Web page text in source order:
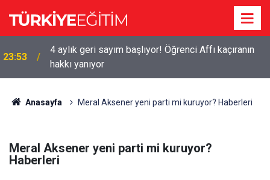
23:53
4 aylık geri sayım başlıyor! Öğrenci Affı kaçıranın
hakkı yanıyor
Anasayfa Meral Aksener yeni parti mi kuruyor? Haberleri
Meral Aksener yeni parti mi kuruyor?
Haberleri